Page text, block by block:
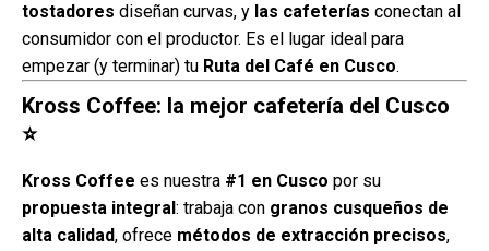
tostadores diseñan curvas, y las cafeterías conectan al
consumidor con el productor. Es el lugar ideal para
empezar (y terminar) tu Ruta del Café en Cusco.
Kross Coffee: la mejor cafetería del Cusco
⭐
Kross Coffee es nuestra #1 en Cusco por su
propuesta integral: trabaja con granos cusqueños de
alta calidad, ofrece métodos de extracción precisos,